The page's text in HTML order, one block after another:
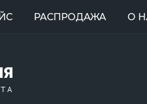
РАСПРОДАЖА О